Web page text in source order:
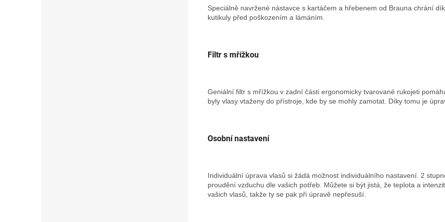
Speciálně navržené nástavce s kartáčem a hřebenem od Brauna chrání
kutikuly před poškozením a lámáním.
Filtr s mřížkou
Geniální filtr s mřížkou v zadní části ergonomicky tvarované rukojeti
byly vlasy vtaženy do přístroje, kde by se mohly zamotat. Díky tomu je
Osobní nastavení
Individuální úprava vlasů si žádá možnost individuálního nastavení. 2
proudění vzduchu dle vašich potřeb. Můžete si být jistá, že teplota a
vašich vlasů, takže ty se pak při úpravě nepřesuší.